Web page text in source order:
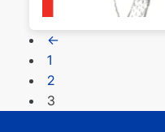
←
1
2
3